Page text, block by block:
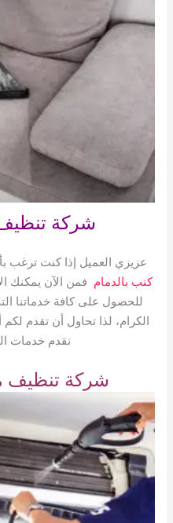
شركة
عزيزي العميل إذا كنت ترغب
كنب بالدمام فمن الآن يمكنك
للحصول على كافة خدماتنا
الكرام، لذا تحاول أن تقدم
نقدم خدمات
شركة تنظيف